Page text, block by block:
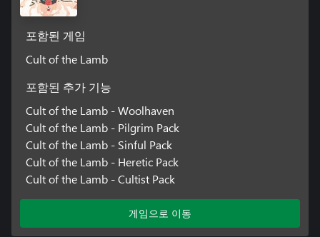
포함된 게임
Cult of the Lamb
포함된 추가 기능
Cult of the Lamb - Woolhaven
Cult of the Lamb - Pilgrim Pack
Cult of the Lamb - Sinful Pack
Cult of the Lamb - Heretic Pack
Cult of the Lamb - Cultist Pack
게임으로 이동